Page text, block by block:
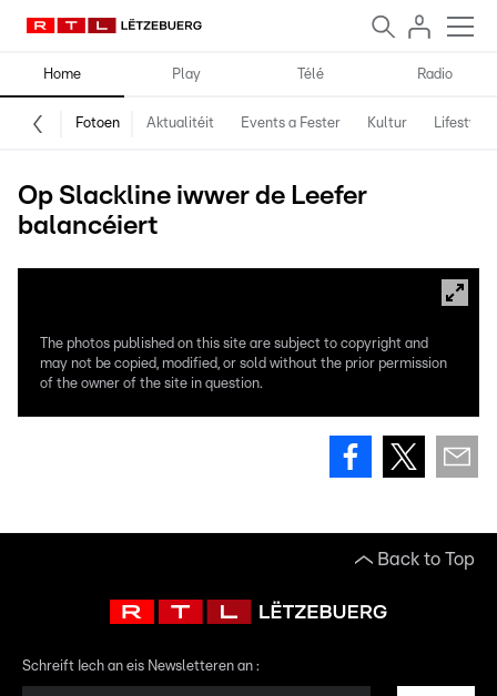
Home Play Télé Radio
Fotoen Aktualitéit Events a Fester Kultur Lifestyle
Op Slackline iwwer de Leefer
balancéiert
The photos published on this site are subject to copyright and
may not be copied, modified, or sold without the prior permission
of the owner of the site in question.
Back to Top
Schreift Iech an eis Newsletteren an :